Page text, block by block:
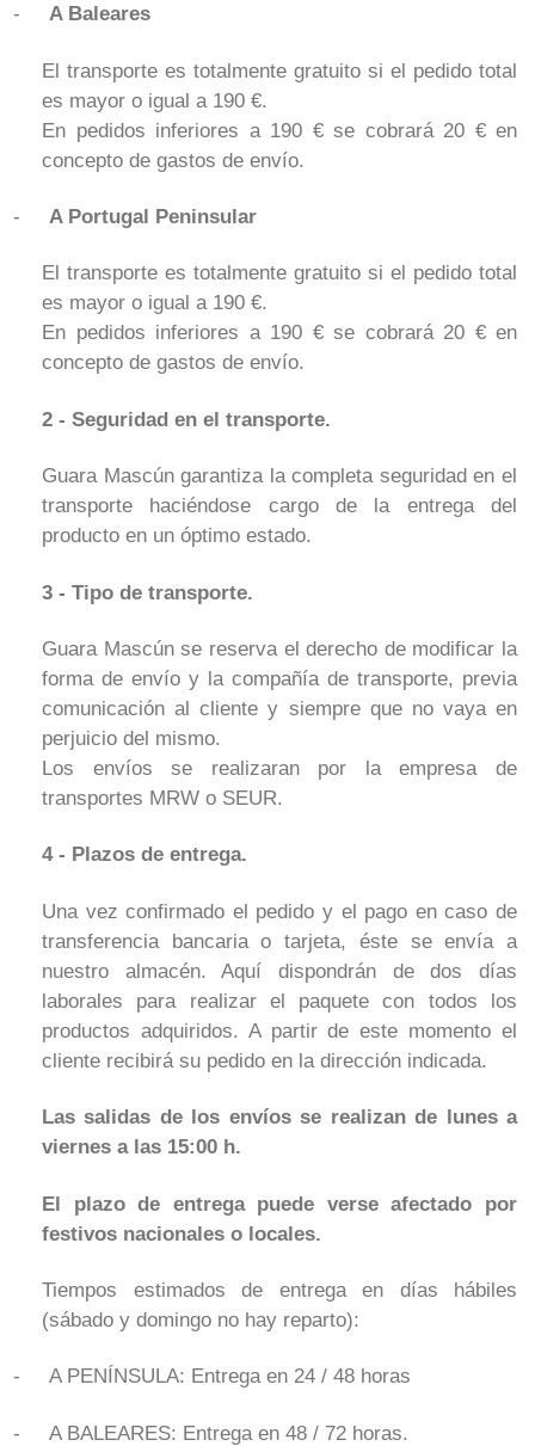
- A Baleares
El transporte es totalmente gratuito si el pedido total
es mayor o igual a 190 €.
En pedidos inferiores a 190 € se cobrará 20 € en
concepto de gastos de envío.
- A Portugal Peninsular
El transporte es totalmente gratuito si el pedido total
es mayor o igual a 190 €.
En pedidos inferiores a 190 € se cobrará 20 € en
concepto de gastos de envío.
2 - Seguridad en el transporte.
Guara Mascún garantiza la completa seguridad en el
transporte haciéndose cargo de la entrega del
producto en un óptimo estado.
3 - Tipo de transporte.
Guara Mascún se reserva el derecho de modificar la
forma de envío y la compañía de transporte, previa
comunicación al cliente y siempre que no vaya en
perjuicio del mismo.
Los envíos se realizaran por la empresa de
transportes MRW o SEUR.
4 - Plazos de entrega.
Una vez confirmado el pedido y el pago en caso de
transferencia bancaria o tarjeta, éste se envía a
nuestro almacén. Aquí dispondrán de dos días
laborales para realizar el paquete con todos los
productos adquiridos. A partir de este momento el
cliente recibirá su pedido en la dirección indicada.
Las salidas de los envíos se realizan de lunes a
viernes a las 15:00 h.
El plazo de entrega puede verse afectado por
festivos nacionales o locales.
Tiempos estimados de entrega en días hábiles
(sábado y domingo no hay reparto):
- A PENÍNSULA: Entrega en 24 / 48 horas
- A BALEARES: Entrega en 48 / 72 horas.